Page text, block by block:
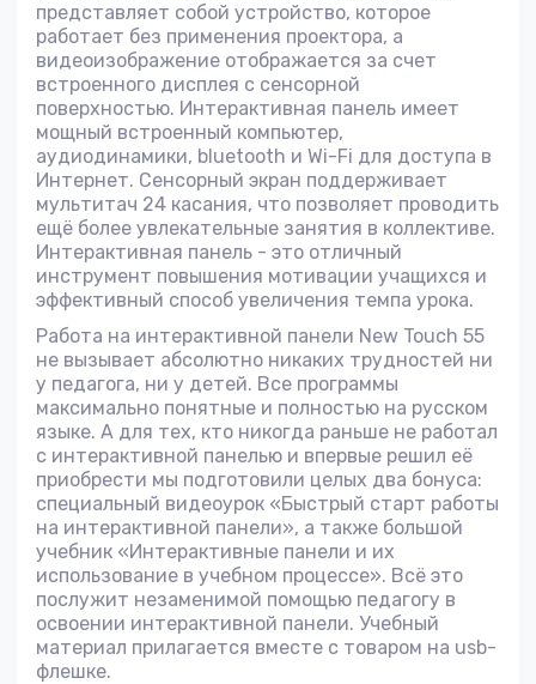
представляет собой устройство, которое
работает без применения проектора, а
видеоизображение отображается за счет
встроенного дисплея с сенсорной
поверхностью. Интерактивная панель имеет
мощный встроенный компьютер,
аудиодинамики, bluetooth и Wi-Fi для доступа в
Интернет. Сенсорный экран поддерживает
мультитач 24 касания, что позволяет проводить
ещё более увлекательные занятия в коллективе.
Интерактивная панель - это отличный
инструмент повышения мотивации учащихся и
эффективный способ увеличения темпа урока.
Работа на интерактивной панели New Touch 55
не вызывает абсолютно никаких трудностей ни
у педагога, ни у детей. Все программы
максимально понятные и полностью на русском
языке. А для тех, кто никогда раньше не работал
с интерактивной панелью и впервые решил её
приобрести мы подготовили целых два бонуса:
специальный видеоурок «Быстрый старт работы
на интерактивной панели», а также большой
учебник «Интерактивные панели и их
использование в учебном процессе». Всё это
послужит незаменимой помощью педагогу в
освоении интерактивной панели. Учебный
материал прилагается вместе с товаром на usb-
флешке.